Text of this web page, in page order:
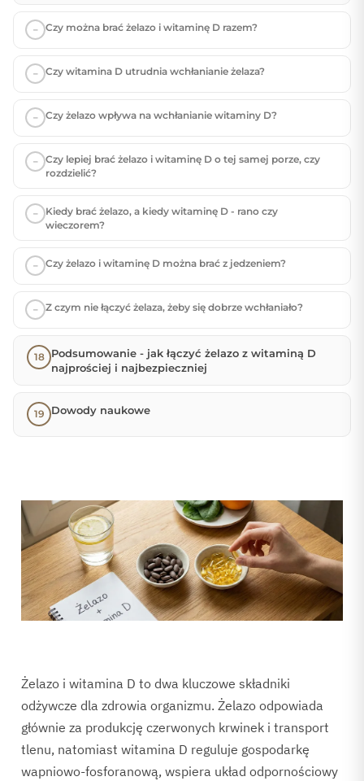
Czy można brać żelazo i witaminę D razem?
Czy witamina D utrudnia wchłanianie żelaza?
Czy żelazo wpływa na wchłanianie witaminy D?
Czy lepiej brać żelazo i witaminę D o tej samej porze, czy
rozdzielić?
Kiedy brać żelazo, a kiedy witaminę D - rano czy
wieczorem?
Czy żelazo i witaminę D można brać z jedzeniem?
Z czym nie łączyć żelaza, żeby się dobrze wchłaniało?
Podsumowanie - jak łączyć żelazo z witaminą D
najprościej i najbezpieczniej
Dowody naukowe
Żelazo i witamina D to dwa kluczowe składniki
odżywcze dla zdrowia organizmu. Żelazo odpowiada
głównie za produkcję czerwonych krwinek i transport
tlenu, natomiast witamina D reguluje gospodarkę
wapniowo-fosforanową, wspiera układ odpornościowy